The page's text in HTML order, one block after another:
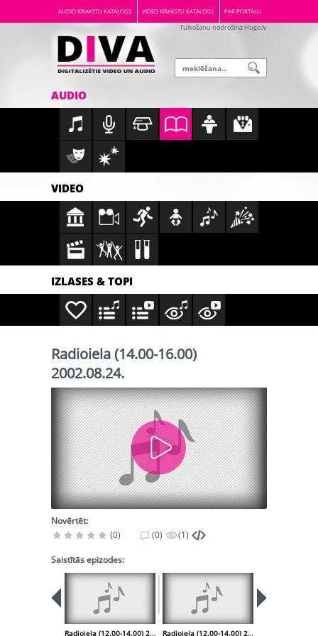
AUDIO IERAKSTU KATALOGS VIDEO IERAKSTU KATALOGS PAR PORTĀLU
Tulkošanu nodrošina Hugo.lv
AUDIO
VIDEO
IZLASES & TOPI
Radioiela (14.00-16.00)
2002.08.24.
Novērtēt:
(0)
(0) (1)
Saistītās epizodes:
Radioiela (12.00-14.00) 2002.08.24. Radioiela (12.00-14.00) 2002.08.31.